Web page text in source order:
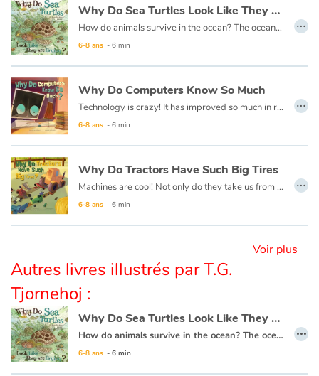
Médiathèques
Vidéos & Tutoriaux
Blog
Actualités
Par thématique
Rencontres et témoignages
Autour de la lecture
Apprendre à lire
Livre audio
Why Do Sea Turtles Look Like They Are Crying ?
How do animals survive in the ocean? The ocean is very large and has many predators. Each animal must have something special about them to live there.
6-8 ans - 6 min
…
Why Do Computers Know So Much
Technology is crazy! It has improved so much in recent times, and changes every day! It has altered how we do almost everything in our lives, so it is important to learn more about technology to better understand how it works!
6-8 ans - 6 min
…
Why Do Tractors Have Such Big Tires
Machines are cool! Not only do they take us from place to place, but they also perform tasks we could never do on our own and make our lives much easier!
6-8 ans - 6 min
…
Voir plus
Autres livres illustrés par T.G.
Tjornehoj :
Why Do Sea Turtles Look Like They Are Crying ?
How do animals survive in the ocean? The ocean is very large and has many predators. Each animal must have something special about them to live there.
6-8 ans - 6 min
…